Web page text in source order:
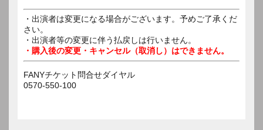
・出演者は変更になる場合がございます。予めご了承くだ
さい。
・出演者等の変更に伴う払戻しは行いません。
・購入後の変更・キャンセル（取消し）はできません。
FANYチケット問合せダイヤル
0570-550-100